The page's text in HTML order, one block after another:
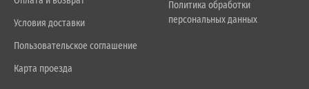
Условия доставки
Пользовательское соглашение
Карта проезда
Политика обработки
персональных данных